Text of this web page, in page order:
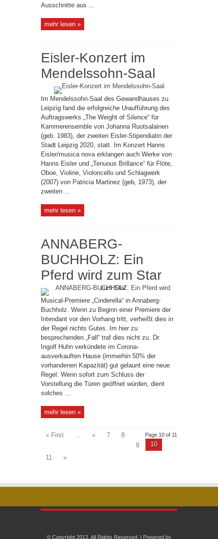
Ausschnitte aus ...
mehr lesen »
Eisler-Konzert im
Mendelssohn-Saal
Im Mendelssohn-Saal des Gewandhauses zu
Leipzig fand die erfolgreiche Uraufführung des
Auftragswerks „The Weight of Silence“ für
Kammerensemble von Johanna Ruotsalainen
(geb. 1983), der zweiten Eisler-Stipendiatin der
Stadt Leipzig 2020, statt. Im Konzert Hanns
Eisler/musica nova erklangen auch Werke von
Hanns Eisler und „Tenuous Brillance“ für Flöte,
Oboe, Violine, Violoncello und Schlagwerk
(2007) von Patricia Martinez (geb, 1973), der
zweiten ...
mehr lesen »
ANNABERG-
BUCHHOLZ: Ein
Pferd wird zum Star
Musical-Premiere „Cinderella“ in Annaberg-
Buchholz. Wenn zu Beginn einer Premiere der
Intendant vor den Vorhang tritt, verheißt dies in
der Regel nichts Gutes. Im hier zu
besprechenden „Fall“ traf dies nicht zu. Dr.
Ingolf Huhn verkündete im Corona-
ausverkauften Hause (immerhin 50% der
vorhandenen Kapazität) gut gelaunt eine neue
Regel: Wenn sofort zum Schluss der
Vorstellung die Türen geöffnet würden, dient
solches ...
mehr lesen »
Page 10 of 11
« First ... « 7
8
9
10
11
»
© Copyright 2013, All Rights Reserved. | Powered by